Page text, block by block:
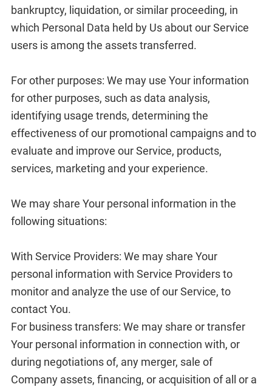
bankruptcy, liquidation, or similar proceeding, in
which Personal Data held by Us about our Service
users is among the assets transferred.
For other purposes: We may use Your information
for other purposes, such as data analysis,
identifying usage trends, determining the
effectiveness of our promotional campaigns and to
evaluate and improve our Service, products,
services, marketing and your experience.
We may share Your personal information in the
following situations:
With Service Providers: We may share Your
personal information with Service Providers to
monitor and analyze the use of our Service, to
contact You.
For business transfers: We may share or transfer
Your personal information in connection with, or
during negotiations of, any merger, sale of
Company assets, financing, or acquisition of all or a